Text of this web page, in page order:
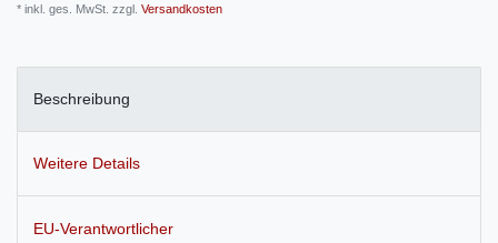
* inkl. ges. MwSt. zzgl. Versandkosten
Beschreibung
Weitere Details
EU-Verantwortlicher